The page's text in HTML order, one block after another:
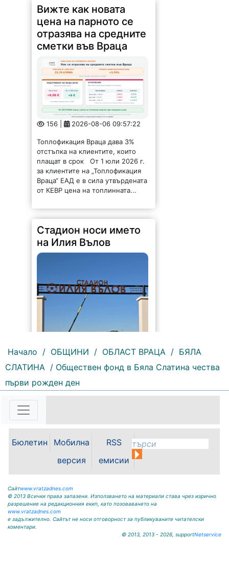
Вижте как новата
цена на парното се
отразява на средните
сметки във Враца
156 | 2026-08-06 09:57:22
Топлофикация Враца дава 3%
отстъпка на клиентите, които
плащат в срок От 1 юли 2026 г.
за клиентите на „Топлофикация
Враца“ ЕАД е в сила утвърдената
от КЕВР цена на топлинната...
Стадион носи името
на Илия Вълов
С футболна среща между
бъде открит градския стадион в
носи името на легендарния
Илия...
Начало / ОБЩИНИ / ОБЛАСТ ВРАЦА / БЯЛА
СЛАТИНА / Обществен фонд в Бяла Слатина чества
първи рожден ден
Бюлетин
Мобилна
версия
RSS
емисии
Сайтwww.vratzadnes.com
© 2013 Всички права запазени. Използването на материали става чрез изрично
разрешение на редакционния екип, като позоваването на
www.vratzadnes.com
е задължително. Сайтът не носи отговорност за публикуваните читателски
коментари.
© 2013, 2013 - 2026, supportNetservice